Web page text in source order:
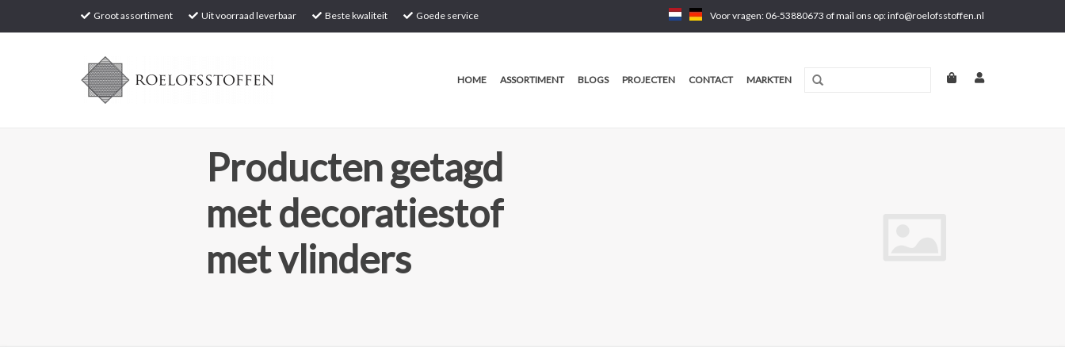
Groot assortiment Uit voorraad leverbaar Beste kwaliteit Goede service Voor vragen: 06-53880673 of mail ons op:info@roelofsstoffen.nl
HOME ASSORTIMENT BLOGS PROJECTEN CONTACT MARKTEN
Producten getagd
met decoratiestof
met vlinders